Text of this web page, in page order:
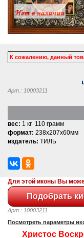
К сожалению, данный
Арт.: 10003211
вес: 1 кг 110 грамм
формат: 238x207x60мм
издатель: ТИЛЬ
Для этой иконы Вы
Арт.: 10003211
Посмотреть параметры
Христос